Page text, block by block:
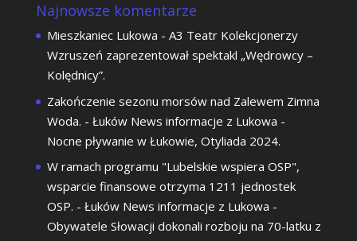
Najnowsze komentarze
Mieszkaniec Lukowa - A3 Teatr Kolekcjonerzy
Wzruszeń zaprezentował spektakl „Wędrowcy –
Kolędnicy”.
Zakończenie sezonu morsów nad Zalewem Zimna
Woda. - Łuków News informacje z Lukowa -
Nocne pływanie w Łukowie, Otyliada 2024.
W ramach programu "Lubelskie wspiera OSP",
wsparcie finansowe otrzyma 1211 jednostek
OSP. - Łuków News informacje z Lukowa -
Obywatele Słowacji dokonali rozboju na 70-latku z